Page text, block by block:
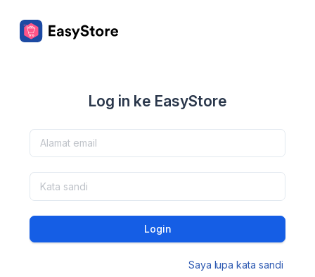
Log in ke EasyStore
Login
Saya lupa kata sandi